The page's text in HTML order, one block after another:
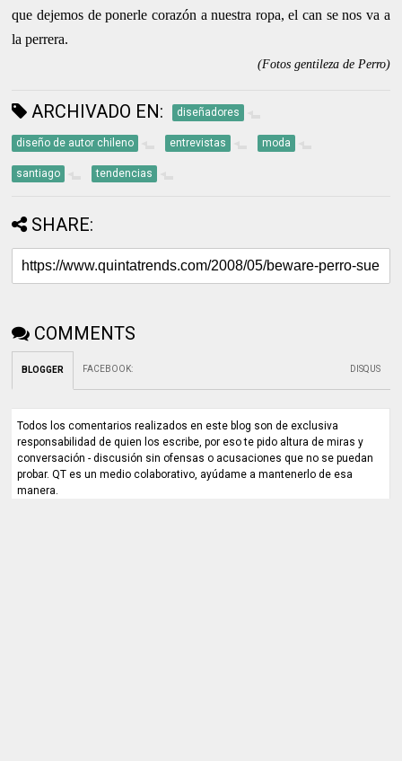
que dejemos de ponerle corazón a nuestra ropa, el can se nos va a
la perrera.
(Fotos gentileza de Perro)
ARCHIVADO EN: diseñadores
diseño de autor chileno entrevistas moda
santiago tendencias
SHARE:
COMMENTS
BLOGGER FACEBOOK: DISQUS
Todos los comentarios realizados en este blog son de exclusiva
responsabilidad de quien los escribe, por eso te pido altura de miras y
conversación - discusión sin ofensas o acusaciones que no se puedan
probar. QT es un medio colaborativo, ayúdame a mantenerlo de esa
manera.